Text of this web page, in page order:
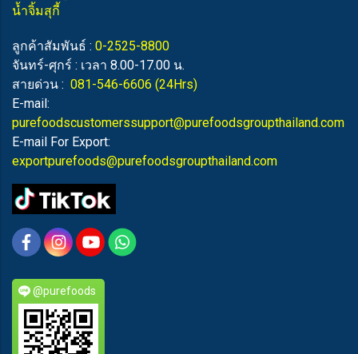
น้ำจิ้มสุกี้
ลูกค้าสัมพันธ์ : 0-2525-8800
จันทร์-ศุกร์ : เวลา 8.00-17.00 น.
สายด่วน : 081-546-6606 (24Hrs)
E-mail:
purefoodscustomerssupport@purefoodsgroupthailand.com
E-mail For Export:
exportpurefoods@purefoodsgroupthailand.com
@purefoods